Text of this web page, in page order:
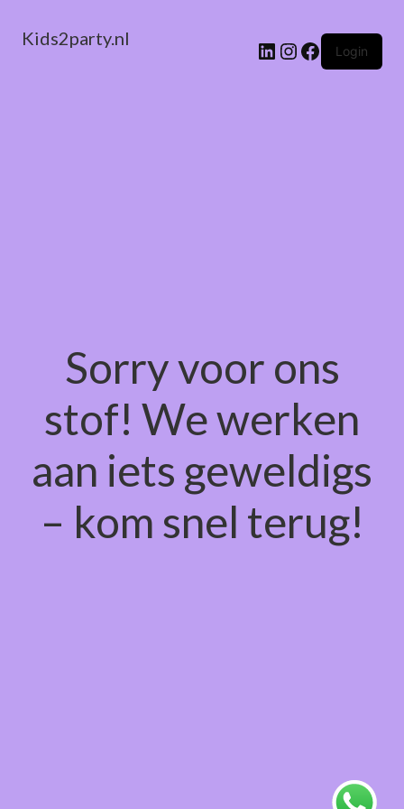
Kids2party.nl LinkedIn
Instagram
Facebook
Login
Sorry voor ons
stof! We werken
aan iets geweldigs
– kom snel terug!